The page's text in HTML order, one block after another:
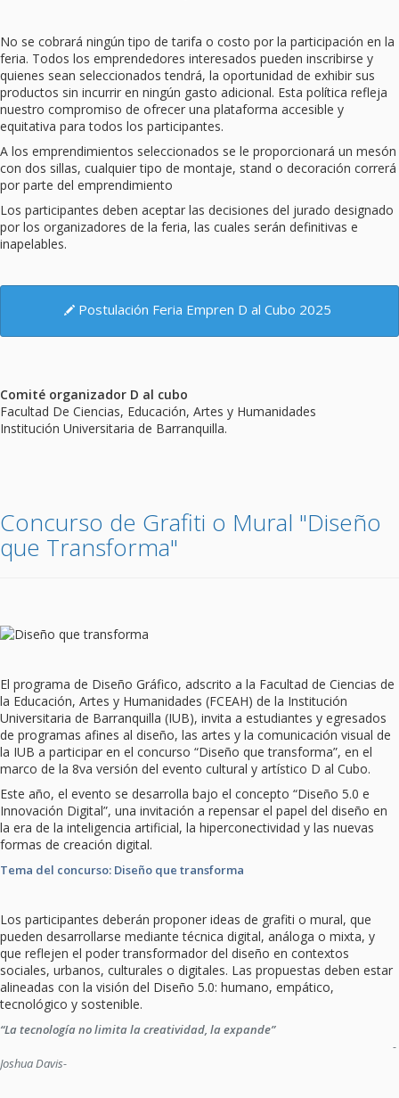
No se cobrará ningún tipo de tarifa o costo por la participación en la
feria. Todos los emprendedores interesados pueden inscribirse y
quienes sean seleccionados tendrá, la oportunidad de exhibir sus
productos sin incurrir en ningún gasto adicional. Esta política refleja
nuestro compromiso de ofrecer una plataforma accesible y
equitativa para todos los participantes.
A los emprendimientos seleccionados se le proporcionará un mesón
con dos sillas, cualquier tipo de montaje, stand o decoración correrá
por parte del emprendimiento
Los participantes deben aceptar las decisiones del jurado designado
por los organizadores de la feria, las cuales serán definitivas e
inapelables.
Postulación Feria Empren D al Cubo 2025
Comité organizador D al cubo
Facultad De Ciencias, Educación, Artes y Humanidades
Institución Universitaria de Barranquilla.
Concurso de Grafiti o Mural "Diseño
que Transforma"
El programa de Diseño Gráfico, adscrito a la Facultad de Ciencias de
la Educación, Artes y Humanidades (FCEAH) de la Institución
Universitaria de Barranquilla (IUB), invita a estudiantes y egresados
de programas afines al diseño, las artes y la comunicación visual de
la IUB a participar en el concurso “Diseño que transforma”, en el
marco de la 8va versión del evento cultural y artístico D al Cubo.
Este año, el evento se desarrolla bajo el concepto “Diseño 5.0 e
Innovación Digital”, una invitación a repensar el papel del diseño en
la era de la inteligencia artificial, la hiperconectividad y las nuevas
formas de creación digital.
Tema del concurso: Diseño que transforma
Los participantes deberán proponer ideas de grafiti o mural, que
pueden desarrollarse mediante técnica digital, análoga o mixta, y
que reflejen el poder transformador del diseño en contextos
sociales, urbanos, culturales o digitales. Las propuestas deben estar
alineadas con la visión del Diseño 5.0: humano, empático,
tecnológico y sostenible.
“La tecnología no limita la creatividad, la expande”
-
Joshua Davis-